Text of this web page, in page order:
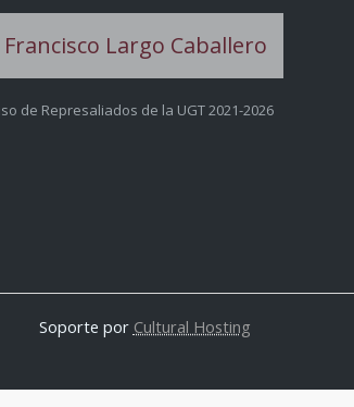
de Represaliados de la UGT 2021-2026
Soporte por Cultural Hosting